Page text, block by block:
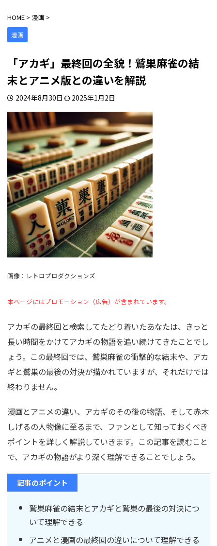
HOME > 漫画 >
漫画
「アカギ」最終回の全貌！鷲巣麻雀の結
末とアニメ版との違いを解説
2024年8月30日 2025年1月2日
画像：レトロプロダクションズ
本ページにはプロモーション（広告）が含まれています。
アカギの最終回と検索してたどり着いたあなたは、きっと
長い時間をかけてアカギの物語を追い続けてきたことでし
ょう。この最終回では、鷲巣麻雀の衝撃的な結末や、アカ
ギと鷲巣の最後の対決が描かれていますが、それだけでは
終わりません。
漫画とアニメの違い、アカギのその後の物語、そして赤木
しげるの人物像に至るまで、ファンとして知っておくべき
ポイントを詳しく解説していきます。この記事を読むこと
で、アカギの物語がより深く理解できることでしょう。
記事のポイント
鷲巣麻雀の結末とアカギと鷲巣の最後の対決につ
いて理解できる
アニメと漫画の最終回の違いについて理解できる